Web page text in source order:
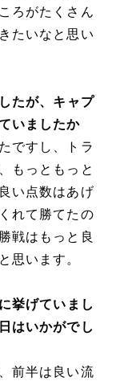
ろがたくさん
たいなと思い
たが、キャプ
いましたか
ですし、トラ
もっともっと
い点数はあげ
れて勝てたの
戦はもっと良
思います。
挙げていまし
はいかがでし
前半は良い流